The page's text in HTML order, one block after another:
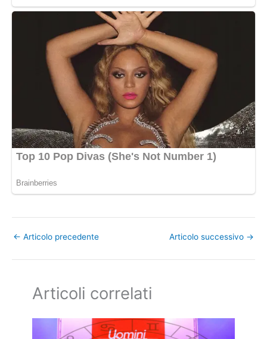
← Articolo precedente Articolo successivo →
Articoli correlati